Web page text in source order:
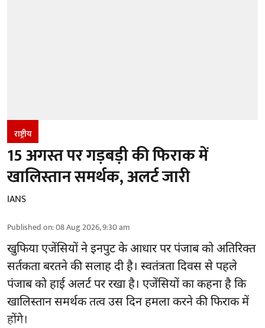
राष्ट्रीय
15 अगस्त पर गड़बड़ी की फिराक में
खालिस्तान समर्थक, अलर्ट जारी
IANS
Published on:08 Aug 2026, 9:30 am
खुफिया एजेंसियों ने इनपुट के आधार पर पंजाब को अतिरिक्त
सर्तकता बरतने की सलाह दी है। स्वतंत्रता दिवस से पहले
पंजाबको हाई अलर्ट पर रखा है। एजेंसियों का कहना है कि
खालिस्तान समर्थक तत्व उस दिन हमला करने की फिराक में
होंगे।